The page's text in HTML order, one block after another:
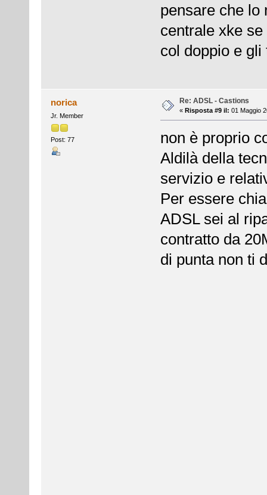
pensare che lo
centrale xke
col doppio e
norica
Jr. Member
Post: 77
Re: ADSL - Castions
« Risposta #9 il: 01 Maggio
non è proprio
Aldilà della
servizio e
Per essere
ADSL sei al
contratto da
di punta non ti